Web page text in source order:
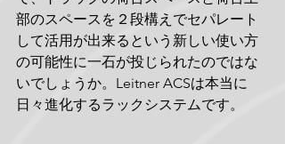
部のスペースを２段構えでセパレート
して活用が出来るという新しい使い方
の可能性に一石が投じられたのではな
いでしょうか。Leitner ACSは本当に
日々進化するラックシステムです。